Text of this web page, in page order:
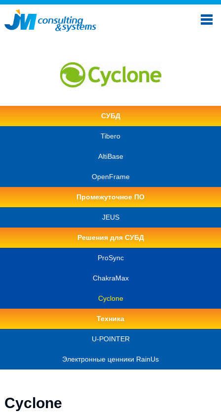
СУБД
Tibero
AltiBase
OpenFrame
Промежуточное ПО
JEUS
Решения для СУБД
ProSync
ChakraMax
Cyclone
Техника
U-POINTER
Электронные ценники RainUs
Cyclone